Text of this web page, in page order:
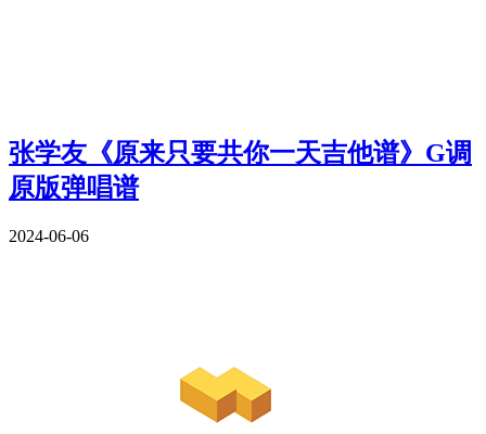
张学友《原来只要共你一天吉他谱》G调
原版弹唱谱
2024-06-06